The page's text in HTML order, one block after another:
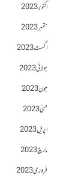
اکتوبر 2023
ستمبر 2023
اگست 2023
جولائی 2023
جون 2023
مئی 2023
اپریل 2023
مارچ 2023
فروری 2023